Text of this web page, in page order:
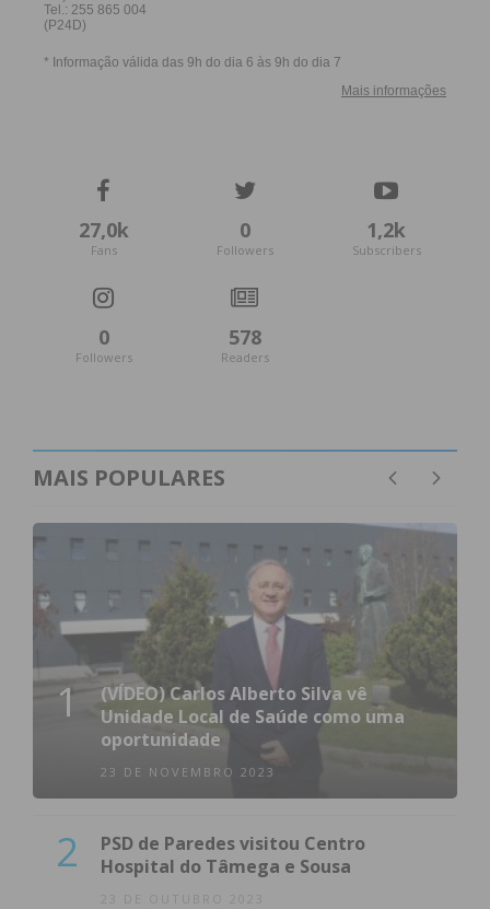
27,0k
Fans
0
Followers
1,2k
Subscribers
0
Followers
578
Readers
MAIS POPULARES
1
(VÍDEO) Carlos Alberto Silva vê
Unidade Local de Saúde como uma
oportunidade
23 DE NOVEMBRO 2023
2
PSD de Paredes visitou Centro
Hospital do Tâmega e Sousa
23 DE OUTUBRO 2023